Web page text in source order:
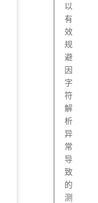
以
有
效
规
避
因
字
符
解
析
异
常
导
致
的
测